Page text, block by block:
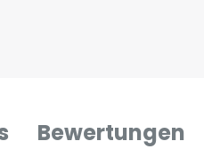
Bewertungen